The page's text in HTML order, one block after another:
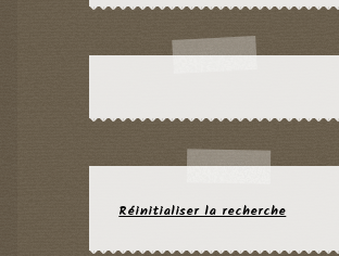
Réinitialiser la recherche